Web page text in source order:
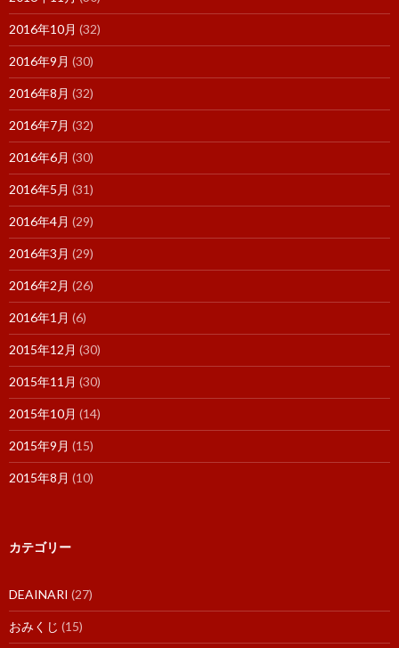
2016年10月 (32)
2016年9月 (30)
2016年8月 (32)
2016年7月 (32)
2016年6月 (30)
2016年5月 (31)
2016年4月 (29)
2016年3月 (29)
2016年2月 (26)
2016年1月 (6)
2015年12月 (30)
2015年11月 (30)
2015年10月 (14)
2015年9月 (15)
2015年8月 (10)
カテゴリー
DEAINARI (27)
おみくじ (15)